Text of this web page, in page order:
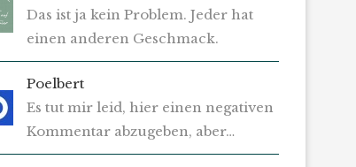
Das ist ja kein Problem. Jeder hat
einen anderen Geschmack.
Poelbert
Es tut mir leid, hier einen negativen
Kommentar abzugeben, aber…